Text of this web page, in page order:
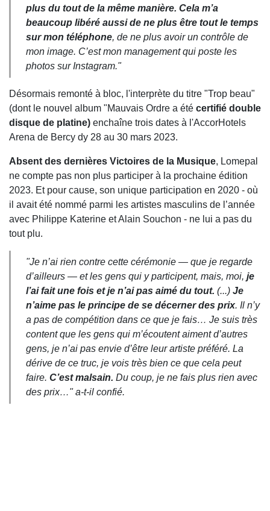
plus du tout de la même manière. Cela m’a
beaucoup libéré aussi de ne plus être tout le temps
sur mon téléphone, de ne plus avoir un contrôle de
mon image. C’est mon management qui poste les
photos sur Instagram."
Désormais remonté à bloc, l'interprète du titre "Trop beau"
(dont le nouvel album "Mauvais Ordre a été certifié double
disque de platine) enchaîne trois dates à l'AccorHotels
Arena de Bercy dy 28 au 30 mars 2023.
Absent des dernières Victoires de la Musique, Lomepal
ne compte pas non plus participer à la prochaine édition
2023. Et pour cause, son unique participation en 2020 - où
il avait été nommé parmi les artistes masculins de l’année
avec Philippe Katerine et Alain Souchon - ne lui a pas du
tout plu.
"Je n’ai rien contre cette cérémonie — que je regarde
d’ailleurs — et les gens qui y participent, mais, moi, je
l’ai fait une fois et je n’ai pas aimé du tout. (...) Je
n’aime pas le principe de se décerner des prix. Il n’y
a pas de compétition dans ce que je fais… Je suis très
content que les gens qui m’écoutent aiment d’autres
gens, je n’ai pas envie d’être leur artiste préféré. La
dérive de ce truc, je vois très bien ce que cela peut
faire. C’est malsain. Du coup, je ne fais plus rien avec
des prix…" a-t-il confié.